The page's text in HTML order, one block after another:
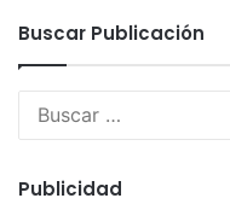
Buscar Publicación
Publicidad